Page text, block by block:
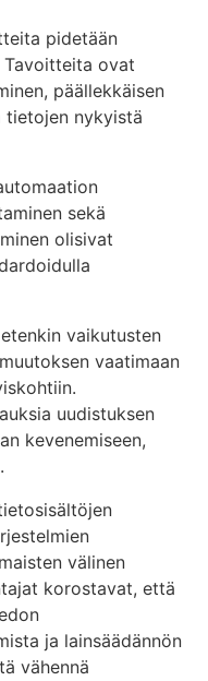
pidetään
ovat
päällekkäisen
tietojen nykyistä
sekä
olisivat
vaikutusten
vaatimaan
uudistuksen
kevenemiseen,
välinen
korostavat, että
ja lainsäädännön
vähennä